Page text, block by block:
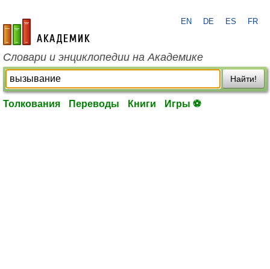
academic.ru
EN DE ES FR
Словари и энциклопедии на Академике
Найти!
Толкования Переводы Книги Игры ⚽